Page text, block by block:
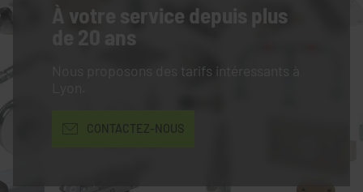
À votre service depuis plus
de 20 ans
Nous proposons des tarifs intéressants à
CONTACTEZ-NOUS